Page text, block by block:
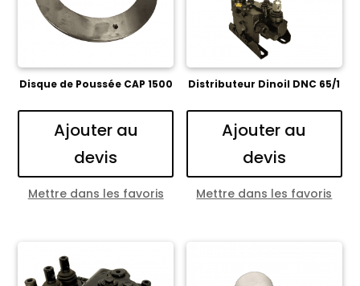
Disque de Poussée CAP 1500
Ajouter au
devis
Mettre dans les favoris
Distributeur Dinoil DNC 65/1
Ajouter au
devis
Mettre dans les favoris